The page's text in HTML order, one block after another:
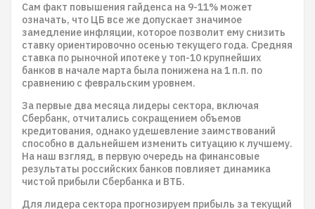
Сам факт повышения гайденса на 9-11% может
означать, что ЦБ все же допускает значимое
замедление инфляции, которое позволит ему снизить
ставку ориентировочно осенью текущего года. Средняя
ставка по рыночной ипотеке у топ-10 крупнейших
банков в начале марта была понижена на 1 п.п. по
сравнению с февральским уровнем.
За первые два месяца лидеры сектора, включая
Сбербанк, отчитались сокращением объемов
кредитования, однако удешевление заимствований
способно в дальнейшем изменить ситуацию к лучшему.
На наш взгляд, в первую очередь на финансовые
результаты российских банков повлияет динамика
чистой прибыли Сбербанка и ВТБ.
Для лидера сектора прогнозируем прибыль за текущий